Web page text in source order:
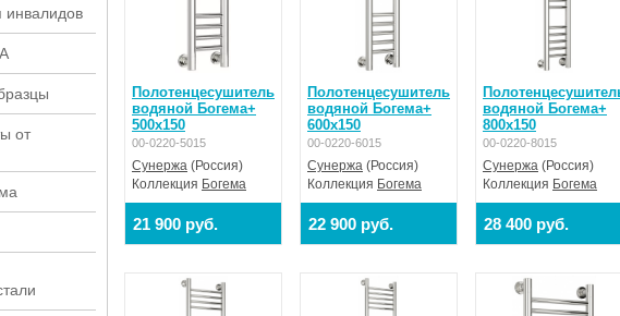
инвалидов
от
Полотенцесушитель
водяной Богема+
500x150
00-0220-5015
Сунержа (Россия)
Коллекция Богема
21 900 руб.
Полотенцесушитель
водяной Богема+
600x150
00-0220-6015
Сунержа (Россия)
Коллекция Богема
22 900 руб.
водяной Богема+
800x150
00-0220-8015
Сунержа (Россия)
Коллекция Богема
28 400 руб.